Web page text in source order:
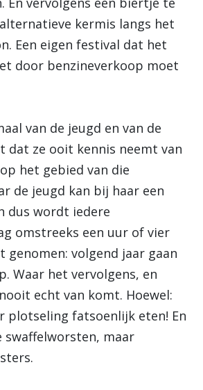
kermis langs het
Een eigen festival dat het
door benzineverkoop moet
van de jeugd en van de
dat ze ooit kennis neemt van
het gebied van die
de jeugd kan bij haar een
dus wordt iedere
omstreeks een uur of vier
genomen: volgend jaar gaan
Waar het vervolgens, en
echt van komt. Hoewel:
plotseling fatsoenlijk eten! En
swaffelworsten, maar